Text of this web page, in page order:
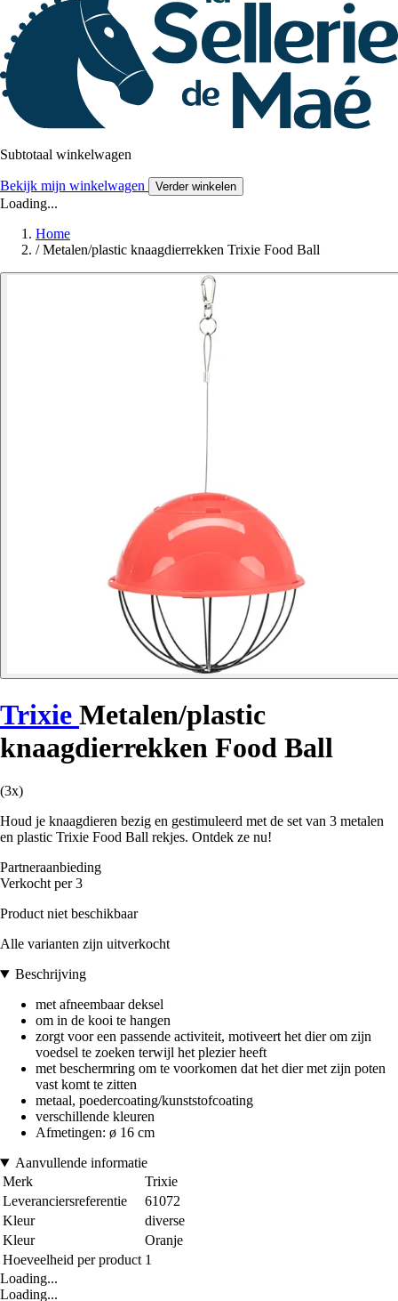
Subtotaal winkelwagen
Bekijk mijn winkelwagen Verder winkelen
Loading...
Home
/ Metalen/plastic knaagdierrekken Trixie Food Ball
Trixie Metalen/plastic
knaagdierrekken Food Ball
(3x)
Houd je knaagdieren bezig en gestimuleerd met de set van 3 metalen
en plastic Trixie Food Ball rekjes. Ontdek ze nu!
Partneraanbieding
Verkocht per 3
Product niet beschikbaar
Alle varianten zijn uitverkocht
Beschrijving
met afneembaar deksel
om in de kooi te hangen
zorgt voor een passende activiteit, motiveert het dier om zijn
voedsel te zoeken terwijl het plezier heeft
met beschermring om te voorkomen dat het dier met zijn poten
vast komt te zitten
metaal, poedercoating/kunststofcoating
verschillende kleuren
Afmetingen: ø 16 cm
Aanvullende informatie
Merk
Trixie
Leveranciersreferentie
61072
Kleur
diverse
Kleur
Oranje
Hoeveelheid per product 1
Loading...
Loading...